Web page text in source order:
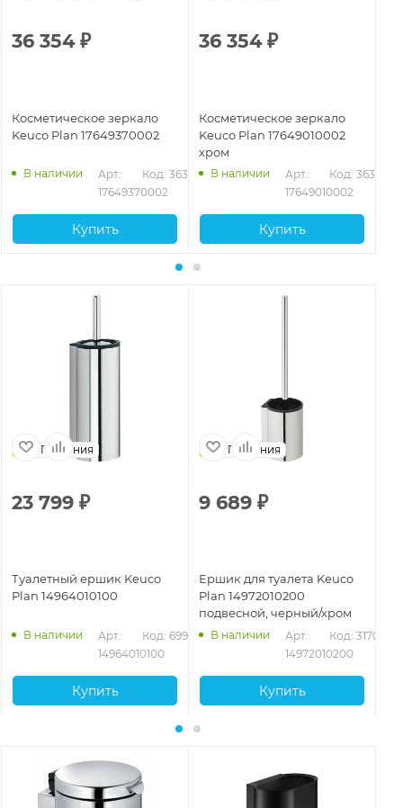
36 354₽
Косметическое зеркало
Keuco Plan 17649370002
В наличии
Арт.:
17649370002
Код: 36301
Купить
36 354₽
Косметическое зеркало
Keuco Plan 17649010002
хром
В наличии
Арт.:
17649010002
Код: 36300
Купить
Германия
23 799 ₽
Туалетный ершик Keuco
Plan 14964010100
В наличии
Арт.:
14964010100
Код: 69956
Купить
Германия
9 689 ₽
Ершик для туалета Keuco
Plan 14972010200
подвесной, черный/хром
В наличии
Арт.:
14972010200
Код: 31703
Купить